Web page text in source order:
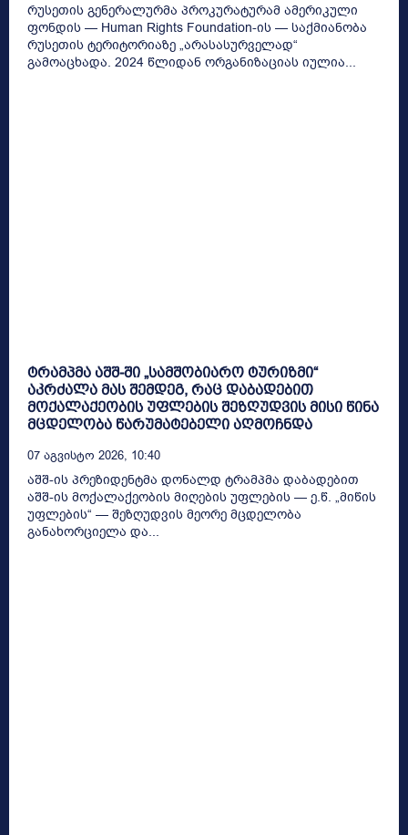
რუსეთის გენერალურმა პროკურატურამ ამერიკული
ფონდის — Human Rights Foundation-ის — საქმიანობა
რუსეთის ტერიტორიაზე „არასასურველად“
გამოაცხადა. 2024 წლიდან ორგანიზაციას იულია...
ტრამპმა აშშ-ში „სამშობიარო ტურიზმი“
აკრძალა მას შემდეგ, რაც დაბადებით
მოქალაქეობის უფლების შეზღუდვის მისი წინა
მცდელობა წარუმატებელი აღმოჩნდა
07 Აგვისტო 2026, 10:40
აშშ-ის პრეზიდენტმა დონალდ ტრამპმა დაბადებით
აშშ-ის მოქალაქეობის მიღების უფლების — ე.წ. „მიწის
უფლების“ — შეზღუდვის მეორე მცდელობა
განახორციელა და...